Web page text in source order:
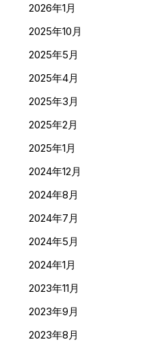
2026年1月
2025年10月
2025年5月
2025年4月
2025年3月
2025年2月
2025年1月
2024年12月
2024年8月
2024年7月
2024年5月
2024年1月
2023年11月
2023年9月
2023年8月